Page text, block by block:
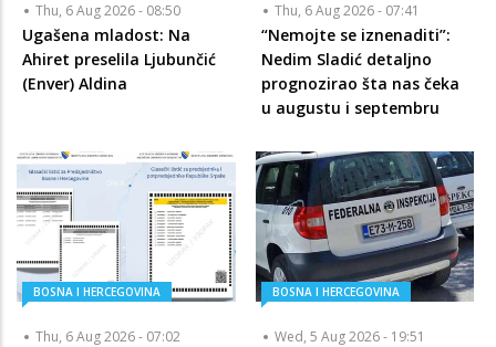
Thu, 6 Aug 2026 - 08:50
Ugašena mladost: Na
Ahiret preselila Ljubunčić
(Enver) Aldina
Thu, 6 Aug 2026 - 07:41
“Nemojte se iznenaditi”:
Nedim Sladić detaljno
prognozirao šta nas čeka
u augustu i septembru
BOSNA I HERCEGOVINA
Thu, 6 Aug 2026 - 07:02
BOSNA I HERCEGOVINA
Wed, 5 Aug 2026 - 19:51